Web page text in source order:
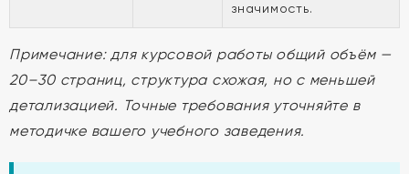
значимость.
Примечание: для курсовой работы общий объём —
20–30 страниц, структура схожая, но с меньшей
детализацией. Точные требования уточняйте в
методичке вашего учебного заведения.